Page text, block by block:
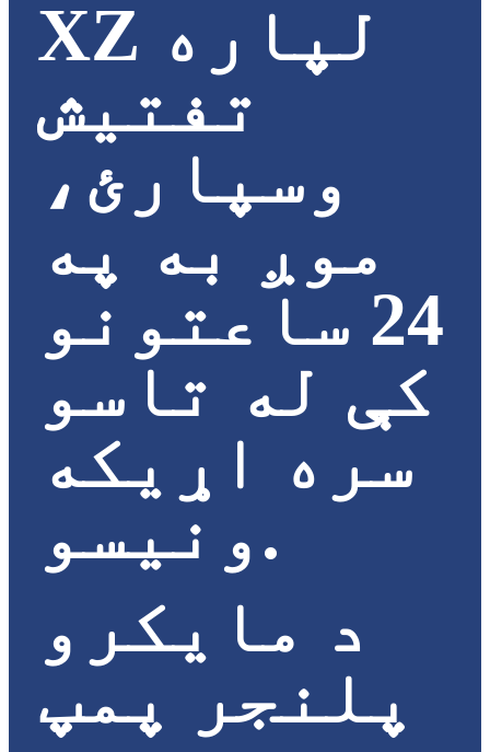
XZ لپاره
تفتیش
وسپارئ،
موږ به په
24 ساعتونو
کې له تاسو
سره اړیکه
ونیسو.
د مایکرو
پلنجر پمپ